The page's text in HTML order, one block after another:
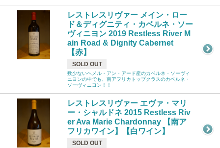
レストレスリヴァー メイン・ロー
ド＆ディグニティ・カベルネ・ソー
ヴィニヨン 2019 Restless River M
ain Road & Dignity Cabernet
【赤】
SOLD OUT
数少ないヘメル・アン・アード産のカベルネ・ソーヴィ
ニヨンの中でも、南アフリカトップクラスのカベルネ・
ソーヴィニヨン！！
レストレスリヴァー エヴァ・マリ
ー・シャルドネ 2015 Restless Riv
er Ava Marie Chardonnay 【南ア
フリカワイン】【白ワイン】
SOLD OUT